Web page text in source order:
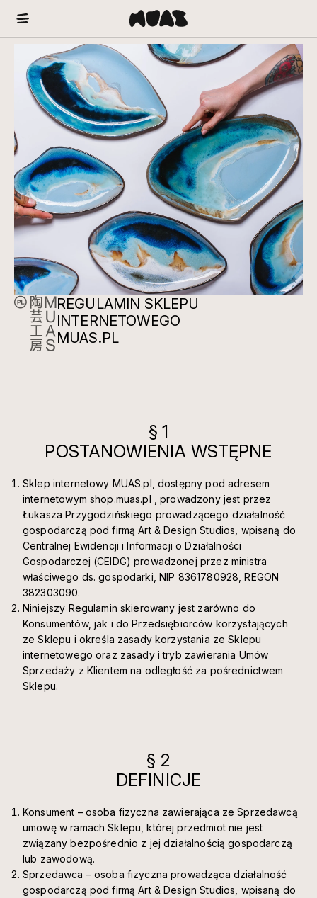
REGULAMIN SKLEPU
INTERNETOWEGO
MUAS.PL
§ 1
POSTANOWIENIA WSTĘPNE
Sklep internetowy MUAS.pl, dostępny pod adresem
internetowym shop.muas.pl , prowadzony jest przez
Łukasza Przygodzińskiego prowadzącego działalność
gospodarczą pod firmą Art & Design Studios, wpisaną do
Centralnej Ewidencji i Informacji o Działalności
Gospodarczej (CEIDG) prowadzonej przez ministra
właściwego ds. gospodarki, NIP 8361780928, REGON
382303090.
Niniejszy Regulamin skierowany jest zarówno do
Konsumentów, jak i do Przedsiębiorców korzystających
ze Sklepu i określa zasady korzystania ze Sklepu
internetowego oraz zasady i tryb zawierania Umów
Sprzedaży z Klientem na odległość za pośrednictwem
Sklepu.
§ 2
DEFINICJE
Konsument – osoba fizyczna zawierająca ze Sprzedawcą
umowę w ramach Sklepu, której przedmiot nie jest
związany bezpośrednio z jej działalnością gospodarczą
lub zawodową.
Sprzedawca – osoba fizyczna prowadząca działalność
gospodarczą pod firmą Art & Design Studios, wpisaną do